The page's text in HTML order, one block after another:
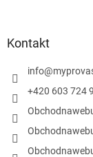
Kontakt
info@
+420 603 724